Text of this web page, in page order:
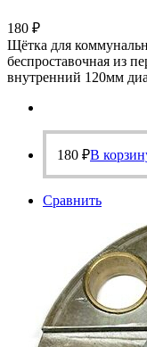
180 ₽
Щётка для
беспроставочная из
внутренний 120мм
180 ₽В
Сравнить